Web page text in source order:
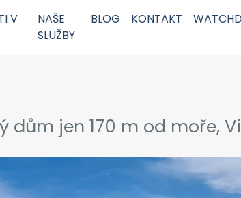
V
NAŠE
SLUŽBY
BLOG KONTAKT
jen 170 m od moře,